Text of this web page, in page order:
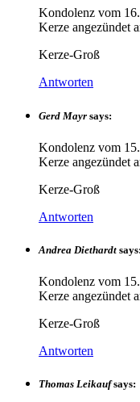
Kondolenz vom
Kerze angezündet
Kerze-Groß
Antworten
Gerd Mayr says:
Kondolenz vom
Kerze angezündet
Kerze-Groß
Antworten
Andrea Diethardt says:
Kondolenz vom
Kerze angezündet
Kerze-Groß
Antworten
Thomas Leikauf says: